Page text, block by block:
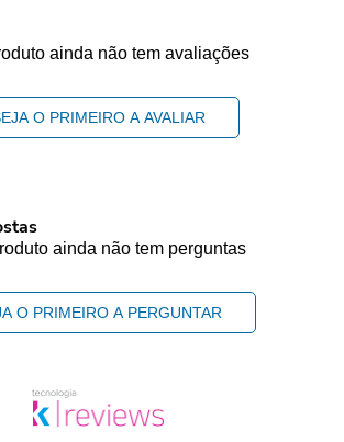
ainda não tem avaliações
O PRIMEIRO A AVALIAR
ainda não tem perguntas
O PRIMEIRO A PERGUNTAR